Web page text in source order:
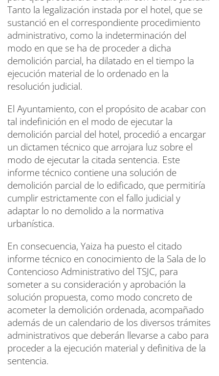
Tanto la legalización instada por el hotel, que se
sustanció en el correspondiente procedimiento
administrativo, como la indeterminación del
modo en que se ha de proceder a dicha
demolición parcial, ha dilatado en el tiempo la
ejecución material de lo ordenado en la
resolución judicial.
El Ayuntamiento, con el propósito de acabar con
tal indefinición en el modo de ejecutar la
demolición parcial del hotel, procedió a encargar
un dictamen técnico que arrojara luz sobre el
modo de ejecutar la citada sentencia. Este
informe técnico contiene una solución de
demolición parcial de lo edificado, que permitiría
cumplir estrictamente con el fallo judicial y
adaptar lo no demolido a la normativa
urbanística.
En consecuencia, Yaiza ha puesto el citado
informe técnico en conocimiento de la Sala de lo
Contencioso Administrativo del TSJC, para
someter a su consideración y aprobación la
solución propuesta, como modo concreto de
acometer la demolición ordenada, acompañado
además de un calendario de los diversos trámites
administrativos que deberán llevarse a cabo para
proceder a la ejecución material y definitiva de la
sentencia.